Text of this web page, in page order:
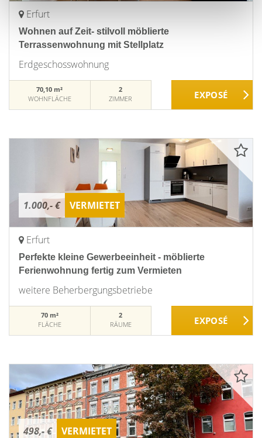
Erfurt
Wohnen auf Zeit- stilvoll möblierte
Terrassenwohnung mit Stellplatz
Erdgeschosswohnung
70,10 m²
WOHNFLÄCHE
2
ZIMMER
1.000,- € VERMIETET
Erfurt
Perfekte kleine Gewerbeeinheit - möblierte
Ferienwohnung fertig zum Vermieten
weitere Beherbergungsbetriebe
70 m²
FLÄCHE
2
RÄUME
498,- € VERMIETET